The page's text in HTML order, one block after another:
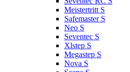
Meistertritt S
Safemaster S
Neo S
Seventec S
Xlstep S
Megastep S
Nova S